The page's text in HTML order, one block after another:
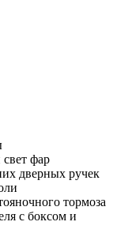
фар
дверных ручек
тормоза
с боксом и